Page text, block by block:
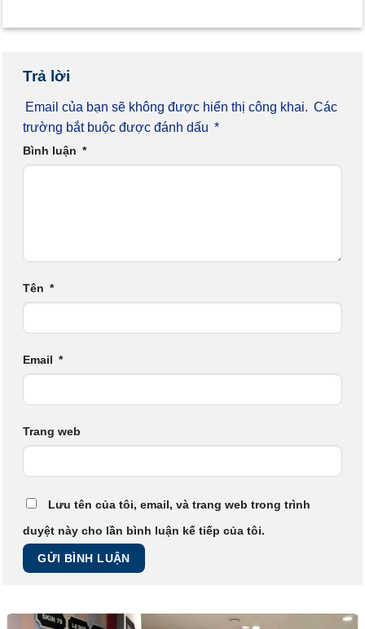
Trả lời
Email của bạn sẽ không được hiển thị công khai. Các
trường bắt buộc được đánh dấu *
Bình luận *
Tên *
Email *
Trang web
Lưu tên của tôi, email, và trang web trong trình
duyệt này cho lần bình luận kế tiếp của tôi.